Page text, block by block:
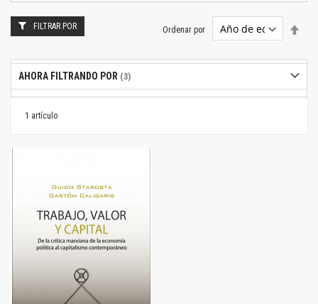
1 artículo
Ordenar por
FILTRAR POR
AHORA FILTRANDO POR